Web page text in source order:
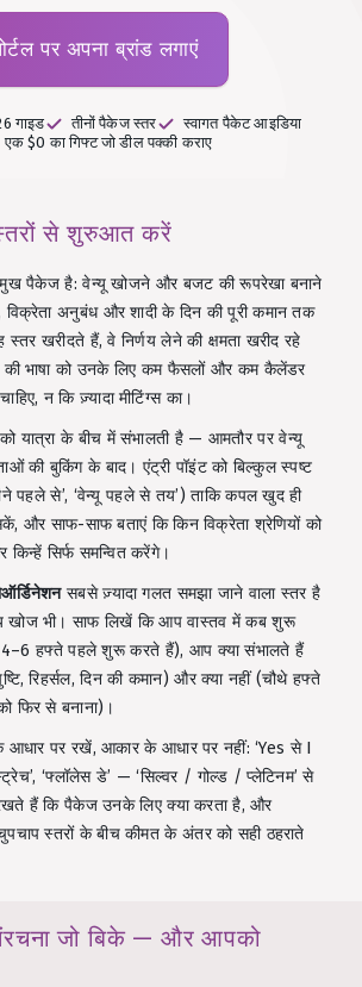
पर अपना ब्रांड लगाएं
गाइड तीनों पैकेज स्तर
स्वागत पैकेट आइडिया
एक $0 का गिफ्ट जो डील पक्की कराए
से शुरुआत करें
पैकेज है: वेन्यू खोजने और बजट की रूपरेखा बनाने
विक्रेता अनुबंध और शादी के दिन की पूरी कमान तक
खरीदते हैं, वे निर्णय लेने की क्षमता खरीद रहे
भाषा को उनके लिए कम फैसलों और कम कैलेंडर
न कि ज़्यादा मीटिंग्स का।
यात्रा के बीच में संभालती है — आमतौर पर वेन्यू
की बुकिंग के बाद। एंट्री पॉइंट को बिल्कुल स्पष्ट
पहले से’, ‘वेन्यू पहले से तय’) ताकि कपल खुद ही
और साफ-साफ बताएं कि किन विक्रेता श्रेणियों को
सिर्फ समन्वित करेंगे।
सबसे ज़्यादा गलत समझा जाने वाला स्तर है
खोज भी। साफ लिखें कि आप वास्तव में कब शुरू
4–6 हफ्ते पहले शुरू करते हैं), आप क्या संभालते हैं
रिहर्सल, दिन की कमान) और क्या नहीं (चौथे हफ्ते
फिर से बनाना)।
आधार पर रखें, आकार के आधार पर नहीं: ‘Yes से I
‘फ्लॉलेस डे’ — ‘सिल्वर / गोल्ड / प्लेटिनम’ से
हैं कि पैकेज उनके लिए क्या करता है, और
स्तरों के बीच कीमत के अंतर को सही ठहराते
जो बिके — और आपको